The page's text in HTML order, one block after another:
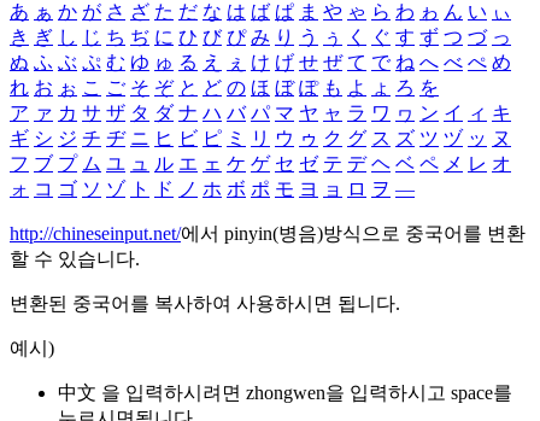
あ ぁ か が さ ざ た だ な は ば ぱ ま や ゃ ら わ ゎ ん い ぃ
き ぎ し じ ち ぢ に ひ び ぴ み り う ぅ く ぐ す ず つ づ っ
ぬ ふ ぶ ぷ む ゆ ゅ る え ぇ け げ せ ぜ て で ね へ べ ぺ め
れ お ぉ こ ご そ ぞ と ど の ほ ぼ ぽ も よ ょ ろ を
ア ァ カ サ ザ タ ダ ナ ハ バ パ マ ヤ ャ ラ ワ ヮ ン イ ィ キ
ギ シ ジ チ ヂ ニ ヒ ビ ピ ミ リ ウ ゥ ク グ ス ズ ツ ヅ ッ ヌ
フ ブ プ ム ユ ュ ル エ ェ ケ ゲ セ ゼ テ デ ヘ ベ ペ メ レ オ
ォ コ ゴ ソ ゾ ト ド ノ ホ ボ ポ モ ヨ ョ ロ ヲ ―
http://chineseinput.net/에서 pinyin(병음)방식으로 중국어를 변환
할 수 있습니다.
변환된 중국어를 복사하여 사용하시면 됩니다.
예시)
中文 을 입력하시려면 zhongwen을 입력하시고 space를